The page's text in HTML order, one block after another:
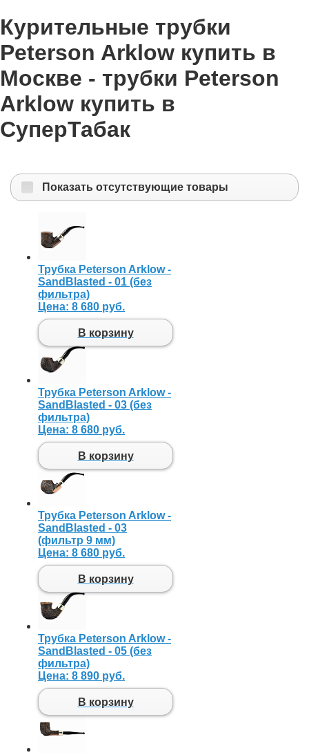
Курительные трубки
Peterson Arklow купить в
Москве - трубки Peterson
Arklow купить в
СуперТабак
Показать отсутствующие товары
Трубка Peterson Arklow -
SandBlasted - 01 (без
фильтра)
Цена: 8 680 руб.
В корзину
Трубка Peterson Arklow -
SandBlasted - 03 (без
фильтра)
Цена: 8 680 руб.
В корзину
Трубка Peterson Arklow -
SandBlasted - 03
(фильтр 9 мм)
Цена: 8 680 руб.
В корзину
Трубка Peterson Arklow -
SandBlasted - 05 (без
фильтра)
Цена: 8 890 руб.
В корзину